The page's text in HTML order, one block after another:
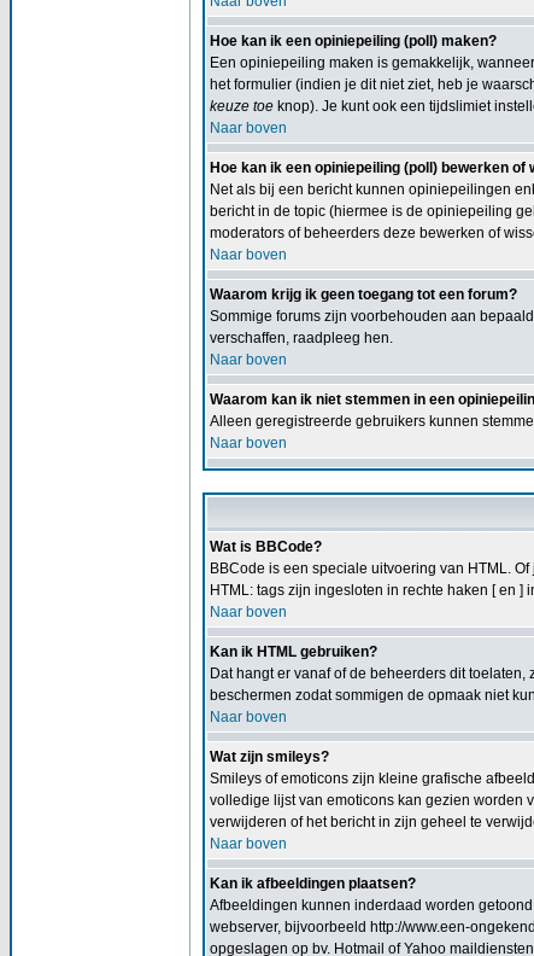
Hoe kan ik een opiniepeiling (poll) maken?
Een opiniepeiling maken is gemakkelijk,
het formulier (indien je dit niet ziet, heb je
keuze toe knop). Je kunt ook een tijdslimiet
Naar boven
Hoe kan ik een opiniepeiling (poll) bewerken of
Net als bij een bericht kunnen opiniepeilingen
bericht in de topic (hiermee is de opiniepeiling
moderators of beheerders deze bewerken of
Naar boven
Waarom krijg ik geen toegang tot een forum?
Sommige forums zijn voorbehouden aan
verschaffen, raadpleeg hen.
Naar boven
Waarom kan ik niet stemmen in een
Alleen geregistreerde gebruikers kunnen
Naar boven
Wat is BBCode?
BBCode is een speciale uitvoering van HTML.
HTML: tags zijn ingesloten in rechte haken [ en
Naar boven
Kan ik HTML gebruiken?
Dat hangt er vanaf of de beheerders dit
beschermen zodat sommigen de opmaak niet
Naar boven
Wat zijn smileys?
Smileys of emoticons zijn kleine grafische
volledige lijst van emoticons kan gezien worden
verwijderen of het bericht in zijn geheel te
Naar boven
Kan ik afbeeldingen plaatsen?
Afbeeldingen kunnen inderdaad worden
webserver, bijvoorbeeld http://www.een-
opgeslagen op bv. Hotmail of Yahoo